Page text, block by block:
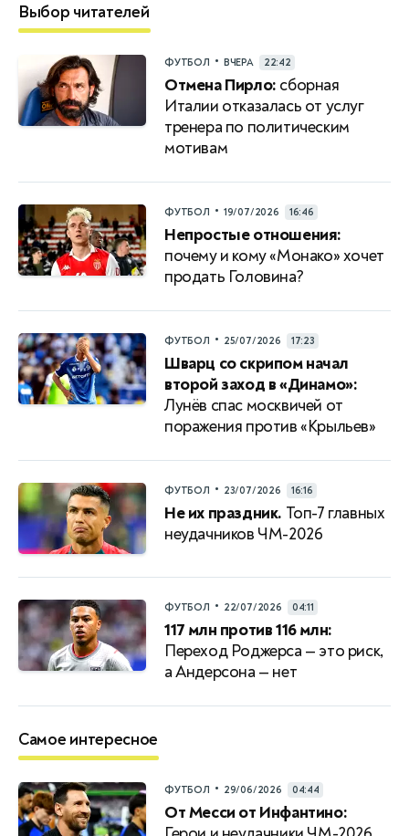
Выбор читателей
ФУТБОЛ • ВЧЕРА 22:42
Отмена Пирло: сборная
Италии отказалась от услуг
тренера по политическим
мотивам
ФУТБОЛ • 19/07/2026 16:46
Непростые отношения:
почему и кому «Монако» хочет
продать Головина?
ФУТБОЛ • 25/07/2026 17:23
Шварц со скрипом начал
второй заход в «Динамо»:
Лунёв спас москвичей от
поражения против «Крыльев»
ФУТБОЛ • 23/07/2026 16:16
Не их праздник. Топ-7 главных
неудачников ЧМ-2026
ФУТБОЛ • 22/07/2026 04:11
117 млн против 116 млн:
Переход Роджерса — это риск,
а Андерсона — нет
Самое интересное
ФУТБОЛ • 29/06/2026 04:44
От Месси от Инфантино: